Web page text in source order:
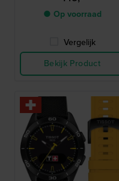
● Op voorraad
Vergelijk
Bekijk Product